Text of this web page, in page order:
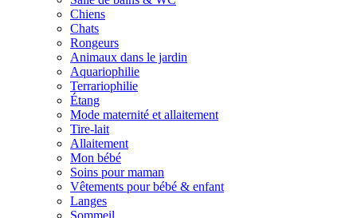
Chiens
Chats
Rongeurs
Animaux dans le jardin
Aquariophilie
Terrariophilie
Étang
Mode maternité et allaitement
Tire-lait
Allaitement
Mon bébé
Soins pour maman
Vêtements pour bébé & enfant
Langes
Sommeil